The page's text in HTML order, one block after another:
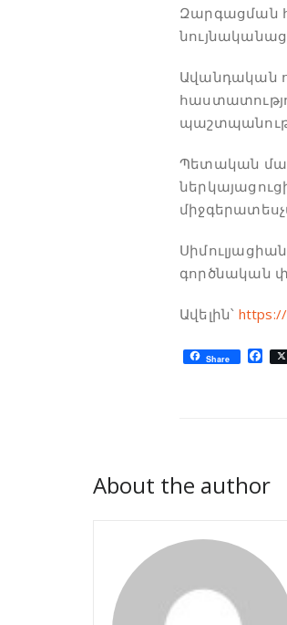
Զարգացման
Ավանդական
Պետական
գործնական
Ավելին՝ https://
Share
About the author